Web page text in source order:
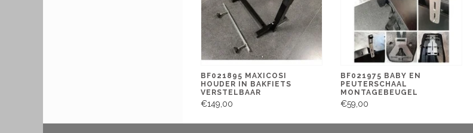
BF021895 MAXICOSI
HOUDER IN BAKFIETS
VERSTELBAAR
€149,00
BF021975 BABY EN
PEUTERSCHAAL
MONTAGEBEUGEL
€59,00